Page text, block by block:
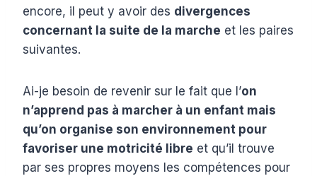
encore, il peut y avoir des divergences
concernant la suite de la marche et les paires
suivantes.
Ai-je besoin de revenir sur le fait que l’on
n’apprend pas à marcher à un enfant mais
qu’on organise son environnement pour
favoriser une motricité libre et qu’il trouve
par ses propres moyens les compétences pour